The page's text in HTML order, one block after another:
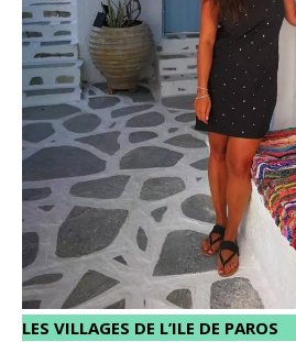
LES VILLAGES DE L’ILE DE PAROS